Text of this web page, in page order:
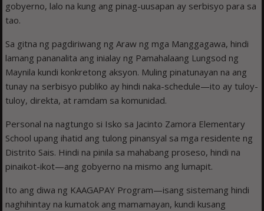
gobyerno, lalo na kung ang pinag-uusapan ay serbisyo para sa
tao.
Sa gitna ng pagdiriwang ng Araw ng mga Manggagawa, hindi
lamang pananalita ang inialay ng Pamahalaang Lungsod ng
Maynila kundi konkretong aksyon. Muling pinatunayan na ang
tunay na serbisyo publiko ay hindi naka-schedule—ito ay tuloy-
tuloy, direkta, at ramdam sa komunidad.
Personal na nagtungo si Isko sa Jacinto Zamora Elementary
School upang ihatid ang tulong pinansyal sa mga residente ng
Distrito Sais. Hindi na pinila sa mahabang proseso, hindi na
pinaikot-ikot—ang gobyerno na mismo ang lumapit.
Ito ang diwa ng KAAGAPAY Program—isang sistemang hindi
naghihintay na kumatok ang mamamayan, kundi kusang